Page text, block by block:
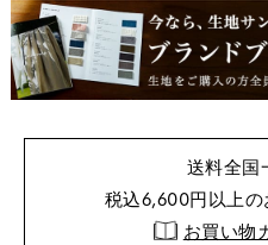
送料全国
税込6,600円以上
お買い物